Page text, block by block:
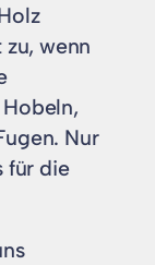
wenn
Nur
für die